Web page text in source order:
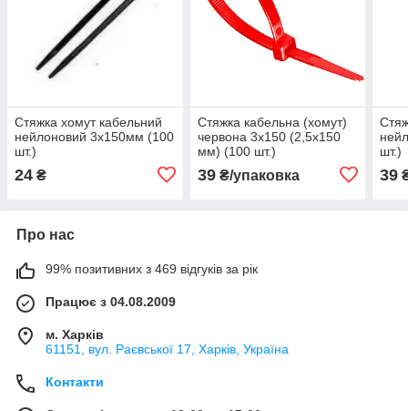
Стяжка хомут кабельний
нейлоновий 3х150мм (100
шт.)
24 ₴
Стяжка кабельна (хомут)
червона 3х150 (2,5х150
мм) (100 шт.)
39₴/упаковка
шт.)
39
Про нас
99% позитивних з 469 відгуків за рік
Працює з 04.08.2009
м. Харків
61151, вул. Раєвської 17, Харків, Україна
Контакти